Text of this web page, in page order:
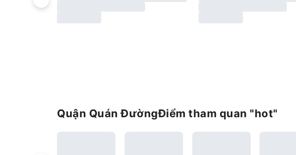
Quận Quán ĐườngĐiểm tham quan "hot"